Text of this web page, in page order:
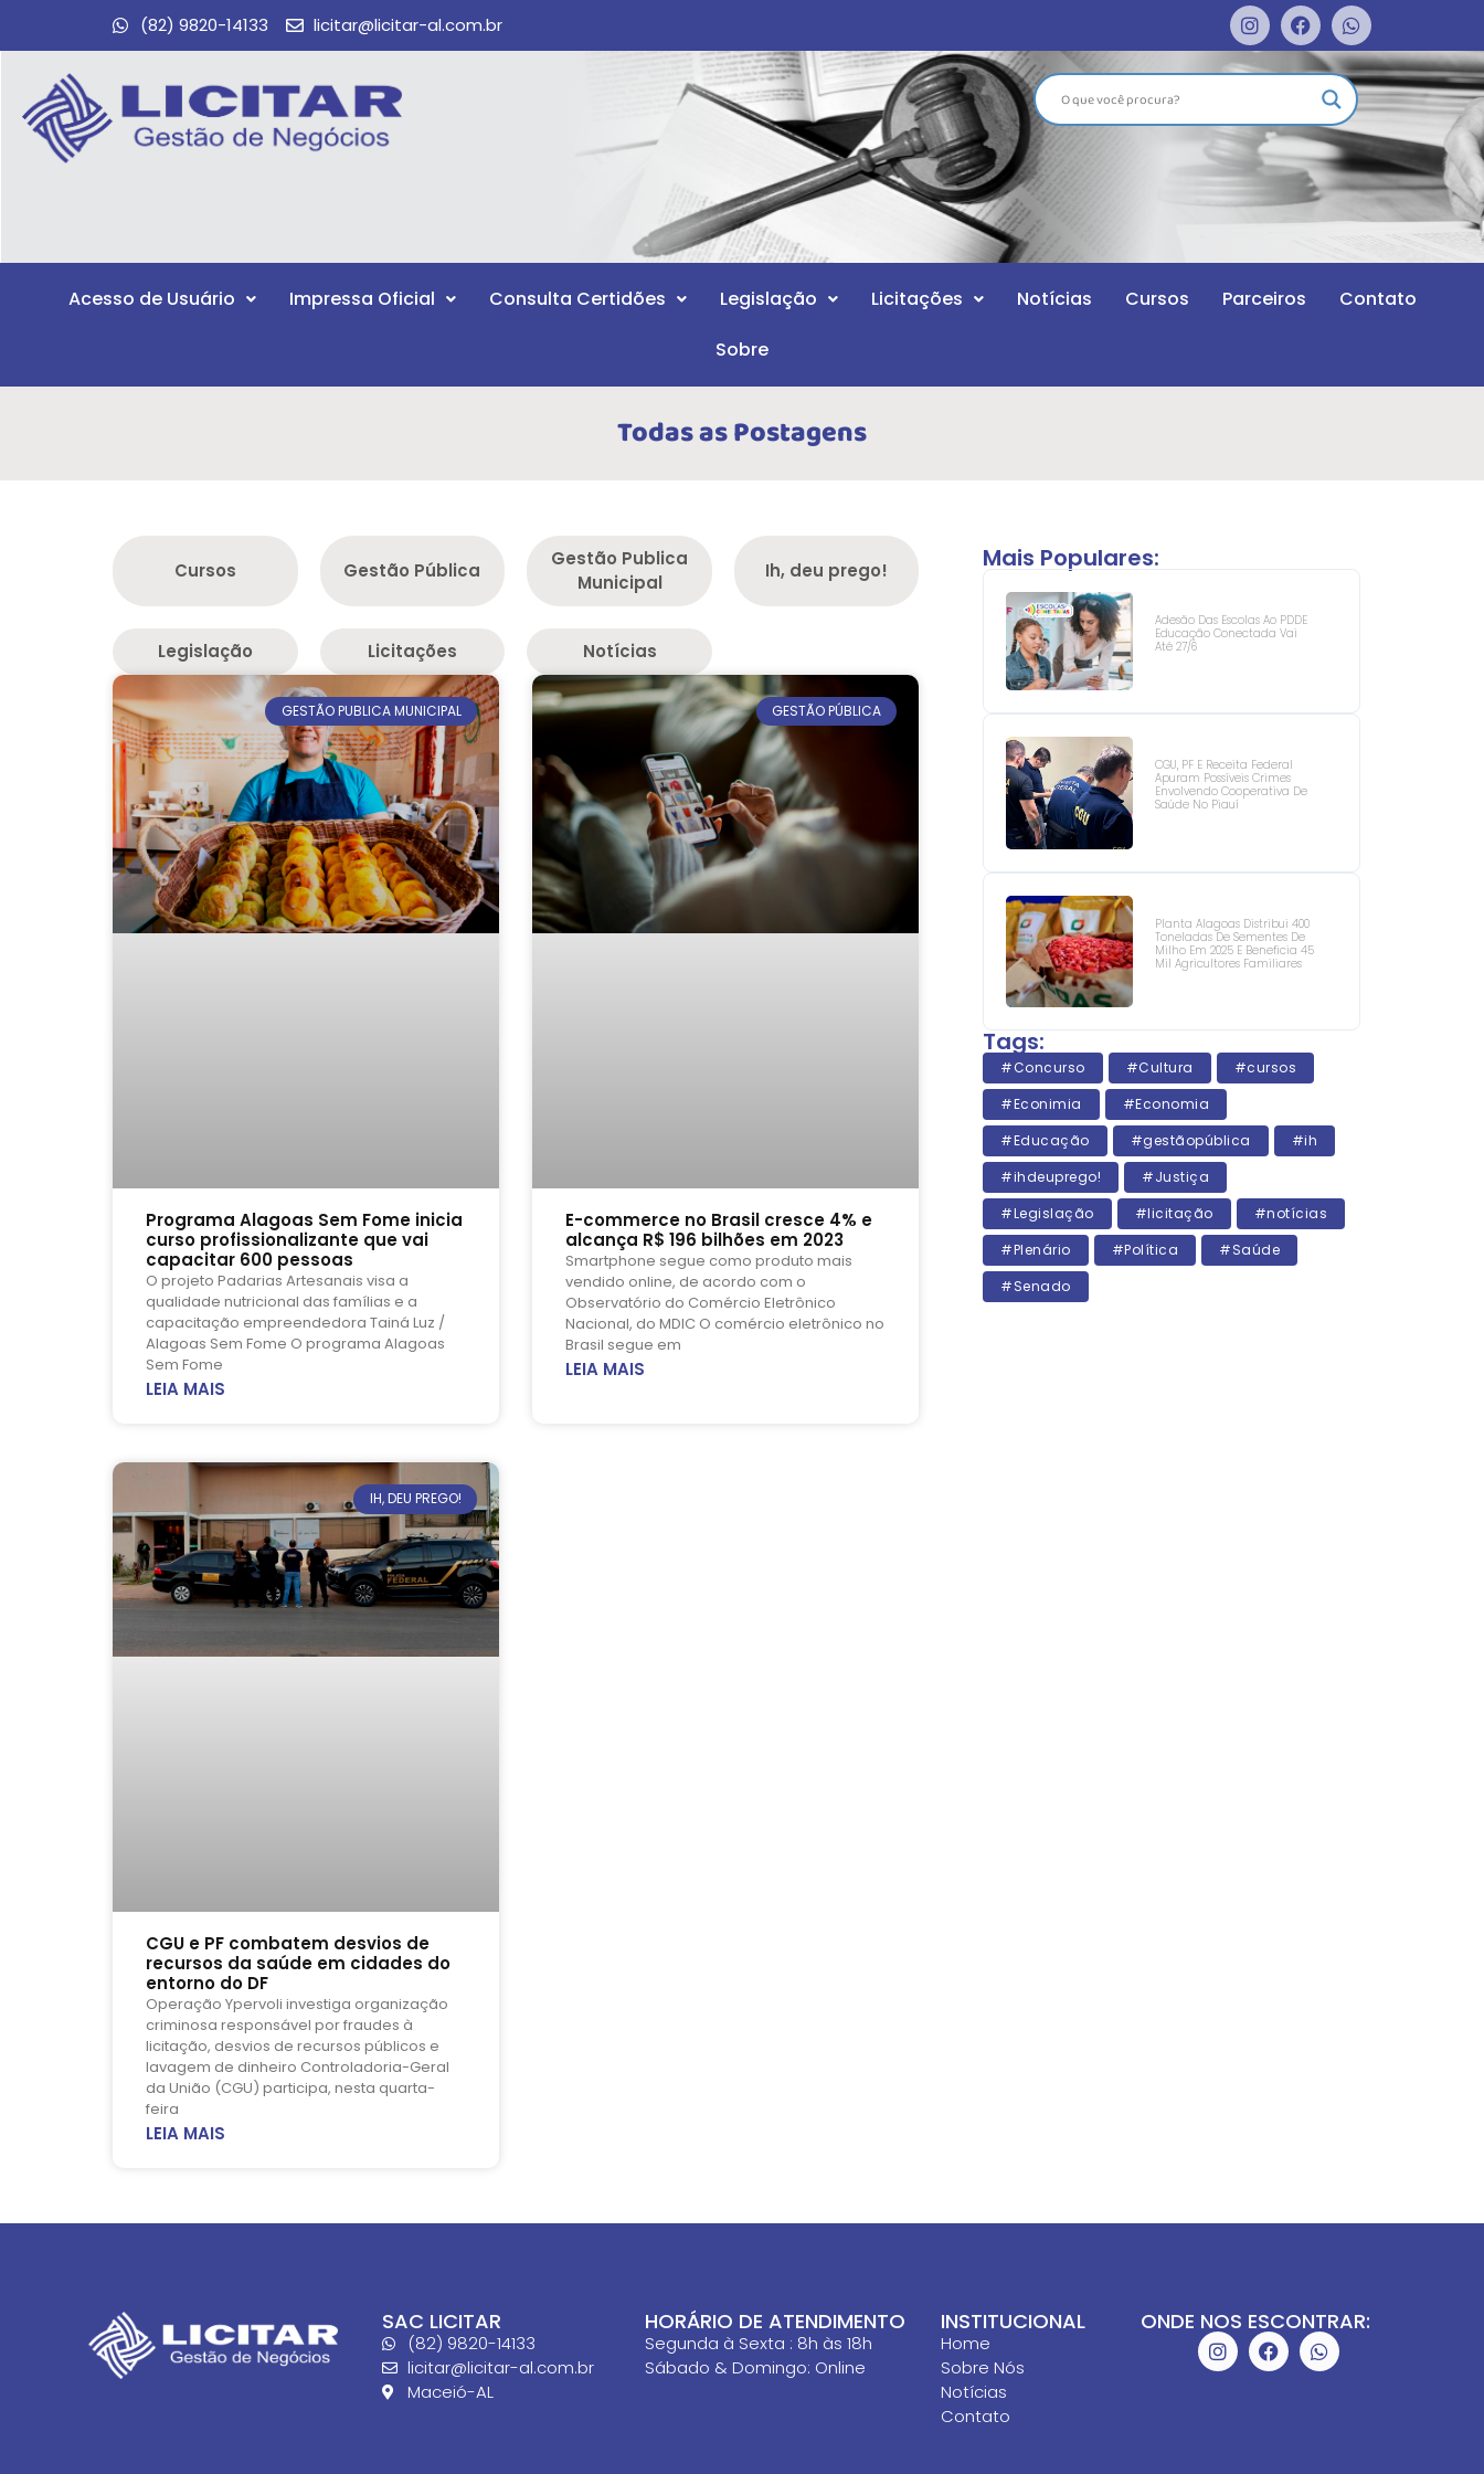
(82) 9820-14133 licitar@licitar-al.com.br
Acesso de Usuário Impressa Oficial Consulta Certidões Legislação Licitações Notícias Cursos Parceiros
Contato
Sobre
Todas as Postagens
Cursos Gestão Pública
Gestão Publica
Municipal
Ih, deu prego!
Legislação Licitações Notícias
GESTÃO PUBLICA MUNICIPAL
Programa Alagoas Sem Fome inicia
curso profissionalizante que vai
capacitar 600 pessoas
O projeto Padarias Artesanais visa a
qualidade nutricional das famílias e a
capacitação empreendedora Tainá Luz /
Alagoas Sem Fome O programa Alagoas
Sem Fome
LEIA MAIS
GESTÃO PÚBLICA
E-commerce no Brasil cresce 4% e
alcança R$ 196 bilhões em 2023
Smartphone segue como produto mais
vendido online, de acordo com o
Observatório do Comércio Eletrônico
Nacional, do MDIC O comércio eletrônico no
Brasil segue em
LEIA MAIS
IH, DEU PREGO!
CGU e PF combatem desvios de
recursos da saúde em cidades do
entorno do DF
Operação Ypervoli investiga organização
criminosa responsável por fraudes à
licitação, desvios de recursos públicos e
lavagem de dinheiro Controladoria-Geral
da União (CGU) participa, nesta quarta-
feira
LEIA MAIS
Mais Populares:
Adesão Das Escolas Ao PDDE
Educação Conectada Vai
Até 27/6
CGU, PF E Receita Federal
Apuram Possíveis Crimes
Envolvendo Cooperativa De
Saúde No Piauí
Planta Alagoas Distribui 400
Toneladas De Sementes De
Milho Em 2025 E Beneficia 45
Mil Agricultores Familiares
Tags:
#Concurso #Cultura
#cursos
#Econimia
#Economia
#Educação
#gestãopública
#ih
#ihdeuprego!
#Justiça
#Legislação
#licitação
#notícias
#Plenário
#Política
#Saúde
#Senado
SAC LICITAR
(82) 9820-14133
licitar@licitar-al.com.br
Maceió-AL
HORÁRIO DE ATENDIMENTO
Segunda à Sexta : 8h às 18h
Sábado & Domingo: Online
INSTITUCIONAL
Home
Sobre Nós
Notícias
Contato
ONDE NOS ESCONTRAR: